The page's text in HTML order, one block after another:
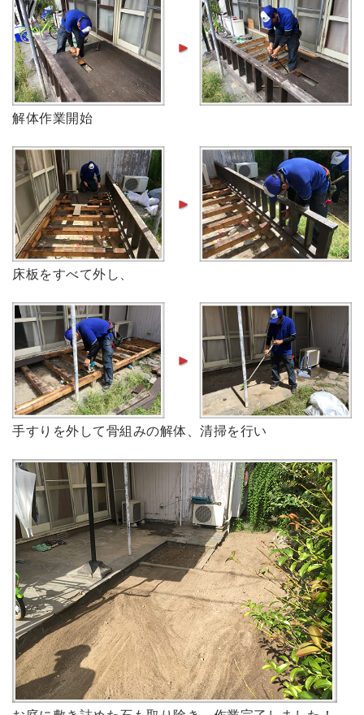
解体作業開始
床板をすべて外し、
手すりを外して骨組みの解体、清掃を行い